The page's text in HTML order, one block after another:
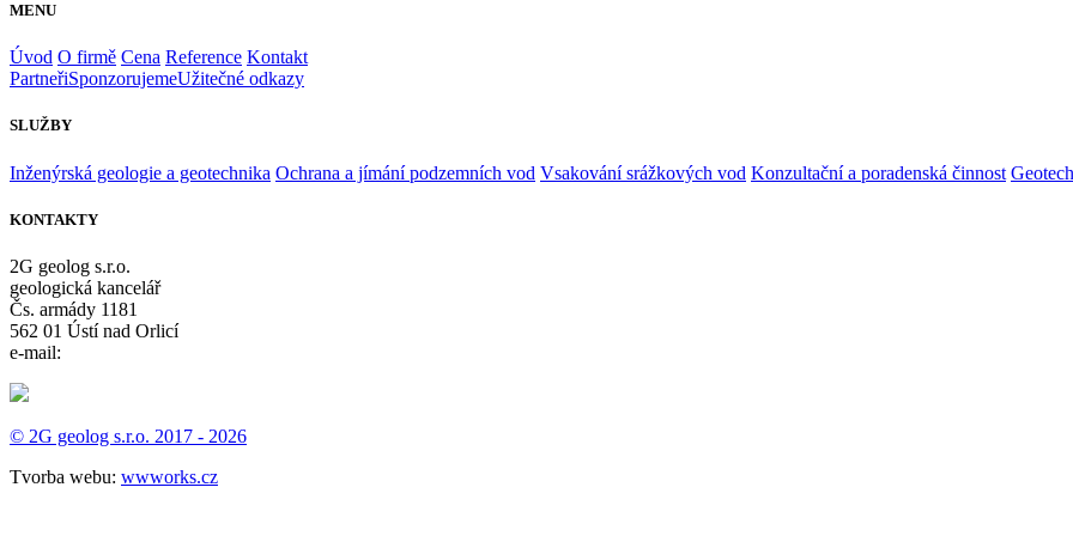
MENU
Úvod O firmě Cena Reference Kontakt
PartneřiSponzorujemeUžitečné odkazy
SLUŽBY
Inženýrská geologie a geotechnika Ochrana a jímání podzemních vod Vsakování srážkových vod Konzultační a poradenská činnost
KONTAKTY
2G geolog s.r.o.
geologická kancelář
Čs. armády 1181
562 01 Ústí nad Orlicí
e-mail:
© 2G geolog s.r.o. 2017 - 2026
Tvorba webu: wwworks.cz